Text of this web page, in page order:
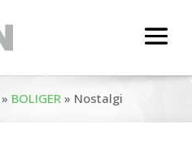
» BOLIGER » Nostalgi